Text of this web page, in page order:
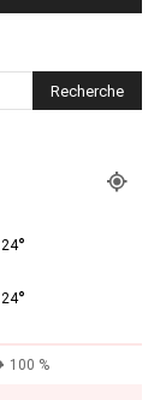
24°
24°
100 %